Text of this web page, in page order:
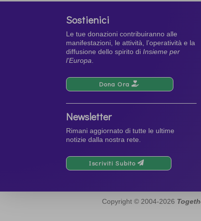
Sostienici
Le tue donazioni contribuiranno alle
manifestazioni, le attività, l’operatività e la
diffusione dello spirito diInsieme per
l’Europa
Dona Ora
Newsletter
Rimani aggiornato di tutte le ultime
notizie dalla nostra rete.
Iscriviti Subito
Copyright © 2004-2026